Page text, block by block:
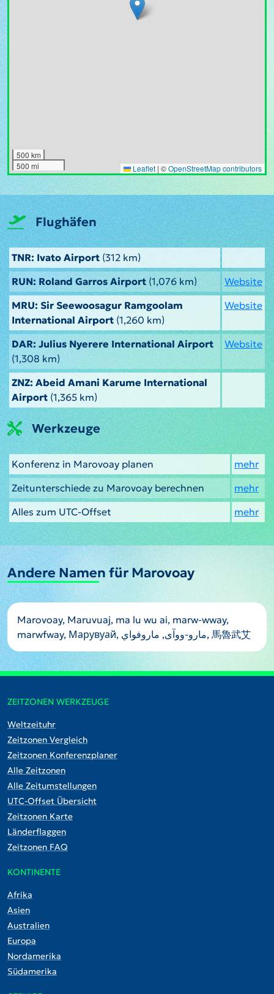
500 km
500 mi
Leaflet | ©OpenStreetMap contributors
Flughäfen
TNR: Ivato Airport (312 km)
RUN: Roland Garros Airport(1,076 km)
Website
MRU: Sir Seewoosagur Ramgoolam
International Airport (1,260 km)
Website
DAR: Julius Nyerere International Airport
(1,308 km)
Website
ZNZ: Abeid Amani Karume International
Airport (1,365 km)
Werkzeuge
Konferenz in Marovoay planen
mehr
Zeitunterschiede zu Marovoay berechnen
mehr
Alles zum UTC-Offset
mehr
Andere Namen für Marovoay
Marovoay, Maruvuaj, ma lu wu ai, marw-wway,
marwfway, Марувуай, مارو-ووآی, ماروفواي, 馬魯武艾
ZEITZONEN WERKZEUGE
Weltzeituhr
Zeitzonen Vergleich
Zeitzonen Konferenzplaner
Alle Zeitzonen
Alle Zeitumstellungen
UTC-Offset Übersicht
Zeitzonen Karte
Länderflaggen
Zeitzonen FAQ
KONTINENTE
Afrika
Asien
Australien
Europa
Nordamerika
Südamerika